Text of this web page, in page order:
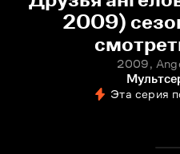
2009)
2009,
Эта серия